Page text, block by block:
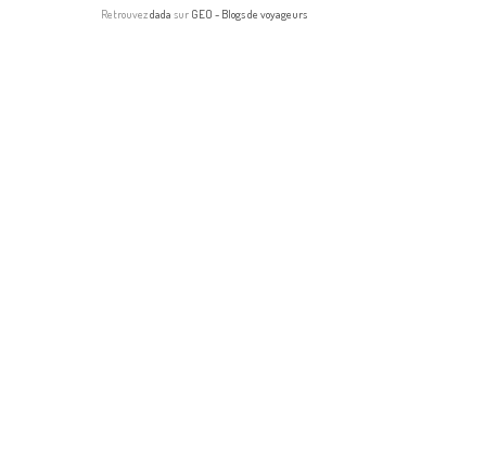
Retrouvezdada sur GEO - Blogs de voyageurs